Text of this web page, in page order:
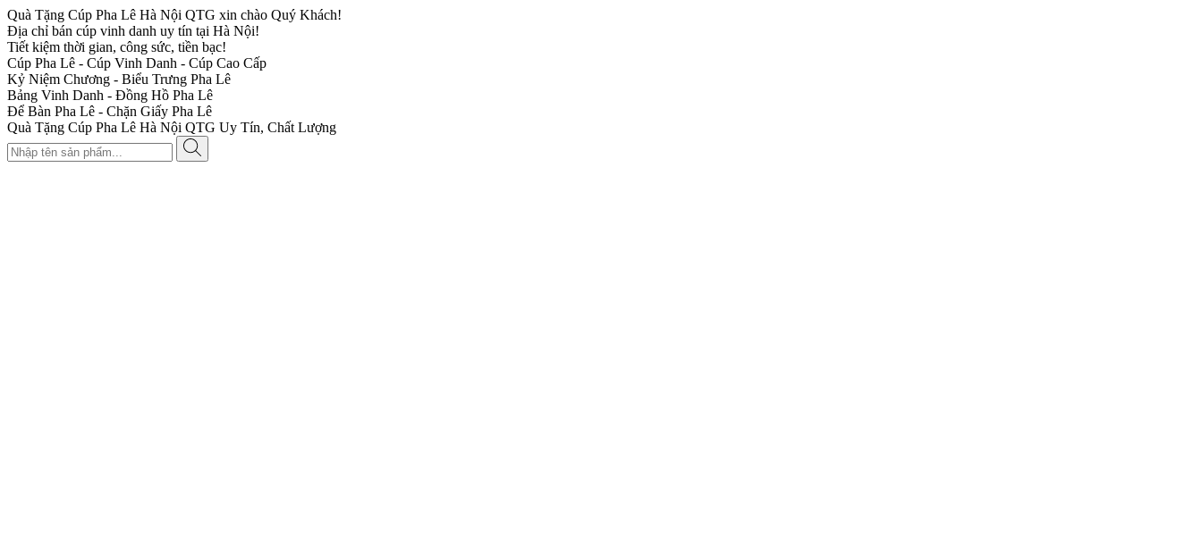
Quà Tặng Cúp Pha Lê Hà Nội QTG xin chào Quý Khách!
Địa chỉ bán cúp vinh danh uy tín tại Hà Nội!
Tiết kiệm thời gian, công sức, tiền bạc!
Cúp Pha Lê - Cúp Vinh Danh - Cúp Cao Cấp
Kỷ Niệm Chương - Biểu Trưng Pha Lê
Bảng Vinh Danh - Đồng Hồ Pha Lê
Để Bàn Pha Lê - Chặn Giấy Pha Lê
Quà Tặng Cúp Pha Lê Hà Nội QTG Uy Tín, Chất Lượng